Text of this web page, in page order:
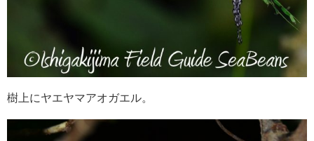
樹上にヤエヤマアオガエル。